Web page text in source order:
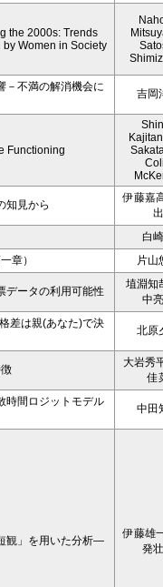
the 2000s: Trends
Women in Society
－不満の解消機会に
吉岡
Functioning
知見から
伊藤嘉
出
白
章）
片山
データの利用可能性
埴淵知
中
差は親(あなた)で決
北原
大岩秀
佳
時間ロジットモデル
中田
観」を用いた分析―
伊藤雄
発